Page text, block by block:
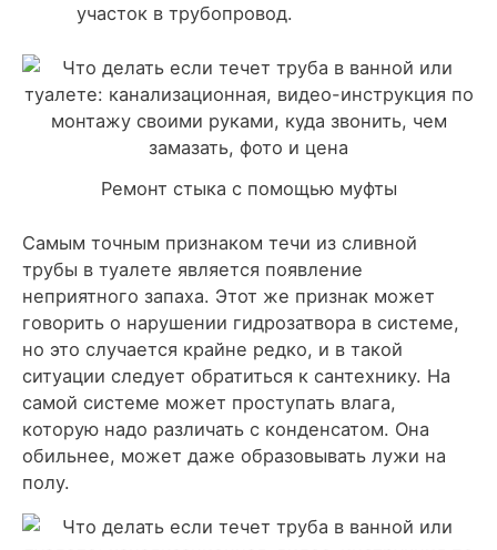
участок в трубопровод.
Ремонт стыка с помощью муфты
Самым точным признаком течи из сливной
трубы в туалете является появление
неприятного запаха. Этот же признак может
говорить о нарушении гидрозатвора в системе,
но это случается крайне редко, и в такой
ситуации следует обратиться к сантехнику. На
самой системе может проступать влага,
которую надо различать с конденсатом. Она
обильнее, может даже образовывать лужи на
полу.